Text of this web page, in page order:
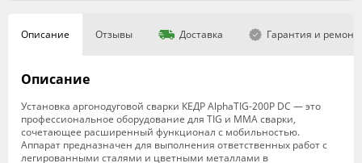
Описание Отзывы Доставка Гарантия и ремонт
Описание
Установка аргонодуговой сварки КЕДР AlphaTIG-200P DC — это
профессиональное оборудование для TIG и MMA сварки,
сочетающее расширенный функционал с мобильностью.
Аппарат предназначен для выполнения ответственных работ с
легированными сталями и цветными металлами в